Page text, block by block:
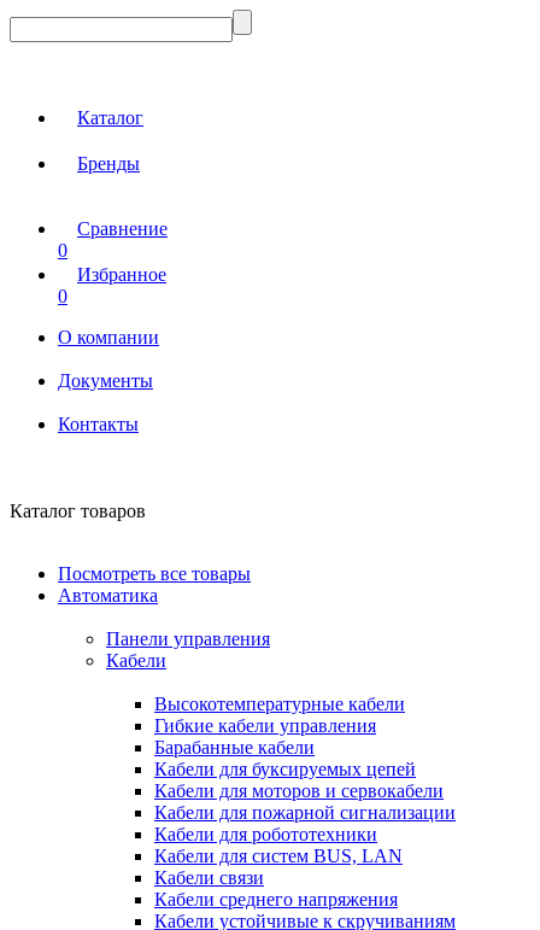
Каталог
Бренды
Сравнение
0
Избранное
0
О компании
Документы
Контакты
Каталог товаров
Посмотреть все товары
Автоматика
Панели управления
Кабели
Высокотемпературные кабели
Гибкие кабели управления
Барабанные кабели
Кабели для буксируемых цепей
Кабели для моторов и сервокабели
Кабели для пожарной сигнализации
Кабели для робототехники
Кабели для систем BUS, LAN
Кабели связи
Кабели среднего напряжения
Кабели устойчивые к скручиваниям